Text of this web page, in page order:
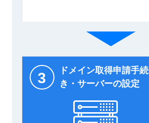
3
ドメイン取得申請手続
き・サーバーの設定